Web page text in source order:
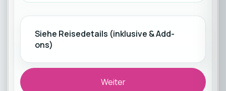
Siehe Reisedetails (inklusive & Add-
ons)
Weiter